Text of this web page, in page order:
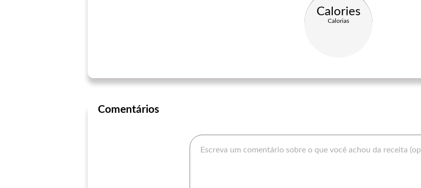
Calories
Calorias
Comentários